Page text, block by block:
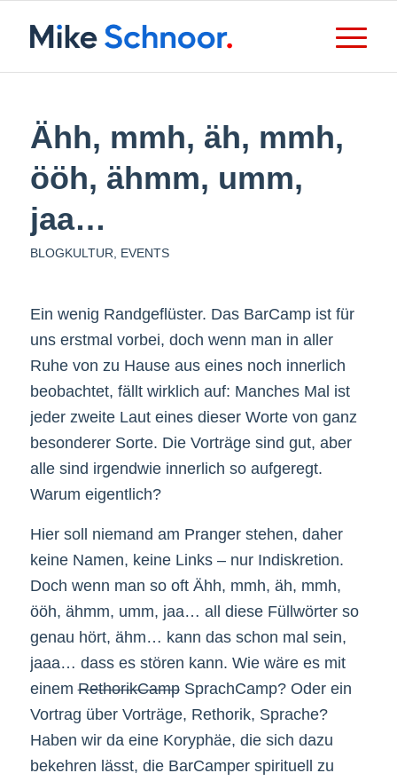
Ähh, mmh, äh, mmh,
ööh, ähmm, umm,
jaa…
BLOGKULTUR EVENTS
Ein wenig Randgeflüster. Das BarCamp ist für
uns erstmal vorbei, doch wenn man in aller
Ruhe von zu Hause aus eines noch innerlich
beobachtet, fällt wirklich auf: Manches Mal ist
jeder zweite Laut eines dieser Worte von ganz
besonderer Sorte. Die Vorträge sind gut, aber
alle sind irgendwie innerlich so aufgeregt.
Warum eigentlich?
Hier soll niemand am Pranger stehen, daher
keine Namen, keine Links – nur Indiskretion.
Doch wenn man so oft Ähh, mmh, äh, mmh,
ööh, ähmm, umm, jaa… all diese Füllwörter so
genau hört, ähm… kann das schon mal sein,
jaaa… dass es stören kann. Wie wäre es mit
einemRethorikCampSprachCamp? Oder ein
Vortrag über Vorträge, Rethorik, Sprache?
Haben wir da eine Koryphäe, die sich dazu
bekehren lässt, die BarCamper spirituell zu